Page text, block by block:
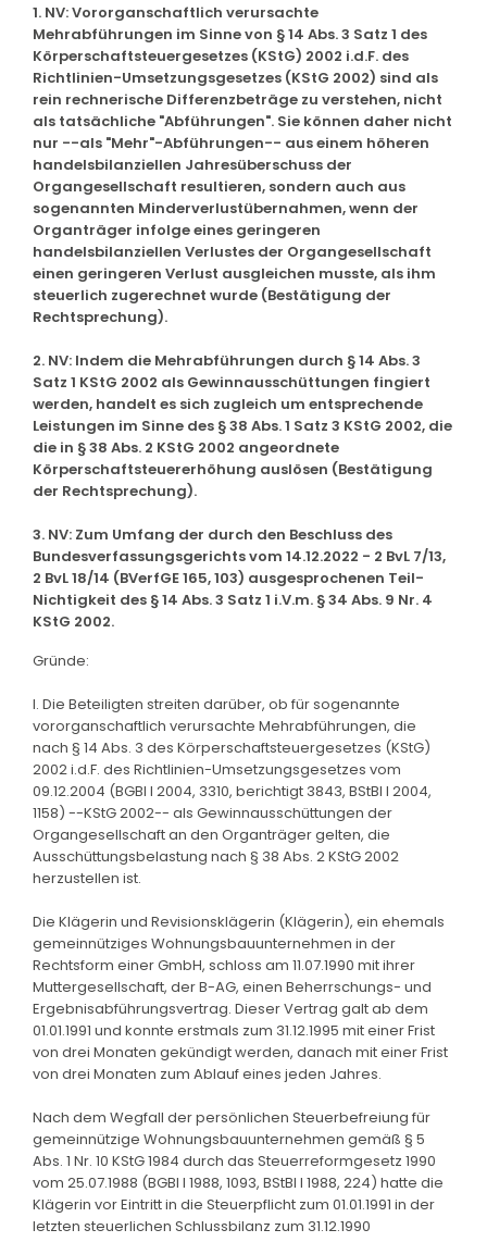
1. NV: Vororganschaftlich verursachte
Mehrabführungen im Sinne von § 14 Abs. 3 Satz 1 des
Körperschaftsteuergesetzes (KStG) 2002 i.d.F. des
Richtlinien-Umsetzungsgesetzes (KStG 2002) sind als
rein rechnerische Differenzbeträge zu verstehen, nicht
als tatsächliche "Abführungen". Sie können daher nicht
nur --als "Mehr"-Abführungen-- aus einem höheren
handelsbilanziellen Jahresüberschuss der
Organgesellschaft resultieren, sondern auch aus
sogenannten Minderverlustübernahmen, wenn der
Organträger infolge eines geringeren
handelsbilanziellen Verlustes der Organgesellschaft
einen geringeren Verlust ausgleichen musste, als ihm
steuerlich zugerechnet wurde (Bestätigung der
Rechtsprechung).
2. NV: Indem die Mehrabführungen durch § 14 Abs. 3
Satz 1 KStG 2002 als Gewinnausschüttungen fingiert
werden, handelt es sich zugleich um entsprechende
Leistungen im Sinne des § 38 Abs. 1 Satz 3 KStG 2002, die
die in § 38 Abs. 2 KStG 2002 angeordnete
Körperschaftsteuererhöhung auslösen (Bestätigung
der Rechtsprechung).
3. NV: Zum Umfang der durch den Beschluss des
Bundesverfassungsgerichts vom 14.12.2022 - 2 BvL 7/13,
2 BvL 18/14 (BVerfGE 165, 103) ausgesprochenen Teil-
Nichtigkeit des § 14 Abs. 3 Satz 1 i.V.m. § 34 Abs. 9 Nr. 4
KStG 2002.
Gründe:
I. Die Beteiligten streiten darüber, ob für sogenannte
vororganschaftlich verursachte Mehrabführungen, die
nach § 14 Abs. 3 des Körperschaftsteuergesetzes (KStG)
2002 i.d.F. des Richtlinien-Umsetzungsgesetzes vom
09.12.2004 (BGBl I 2004, 3310, berichtigt 3843, BStBl I 2004,
1158) --KStG 2002-- als Gewinnausschüttungen der
Organgesellschaft an den Organträger gelten, die
Ausschüttungsbelastung nach § 38 Abs. 2 KStG 2002
herzustellen ist.
Die Klägerin und Revisionsklägerin (Klägerin), ein ehemals
gemeinnütziges Wohnungsbauunternehmen in der
Rechtsform einer GmbH, schloss am 11.07.1990 mit ihrer
Muttergesellschaft, der B-AG, einen Beherrschungs- und
Ergebnisabführungsvertrag. Dieser Vertrag galt ab dem
01.01.1991 und konnte erstmals zum 31.12.1995 mit einer Frist
von drei Monaten gekündigt werden, danach mit einer Frist
von drei Monaten zum Ablauf eines jeden Jahres.
Nach dem Wegfall der persönlichen Steuerbefreiung für
gemeinnützige Wohnungsbauunternehmen gemäß § 5
Abs. 1 Nr. 10 KStG 1984 durch das Steuerreformgesetz 1990
vom 25.07.1988 (BGBl I 1988, 1093, BStBl I 1988, 224) hatte die
Klägerin vor Eintritt in die Steuerpflicht zum 01.01.1991 in der
letzten steuerlichen Schlussbilanz zum 31.12.1990